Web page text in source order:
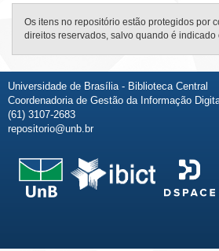
Os itens no repositório estão protegidos por
direitos reservados, salvo quando é indicado
Universidade de Brasília - Biblioteca Central
Coordenadoria de Gestão da Informação
(61) 3107-2683
repositorio@unb.br